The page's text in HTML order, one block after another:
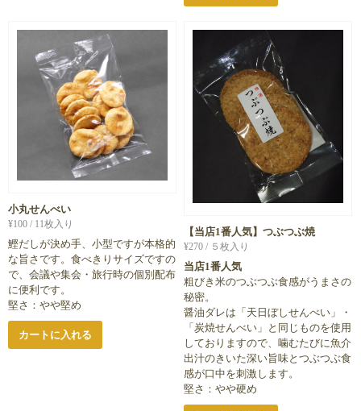
小丸せんべい
¥100 / 11枚入り
鰹だしが決め手、小型ですが本格的
な旨さです。食べきりサイズですの
で、会議や集会・旅行時の個別配布
に便利です。
堅さ：やや堅め
カートに入れる
【当店1番人気】つぶつぶ焼
¥270 / ５枚入り
当店1番人気
粗びき米のつぶつぶ食感がうまさの
秘密。
醤油ダレは「天日ぼしせんべい」・
「炭焼せんべい」と同じものを使用
しておりますので、噛むたびに魚介
出汁のきいた深い旨味とつぶつぶ食
感が口中を刺激します。
堅さ：やや硬め